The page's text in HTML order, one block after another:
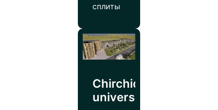
сплиты
Chirchiq
universiteti